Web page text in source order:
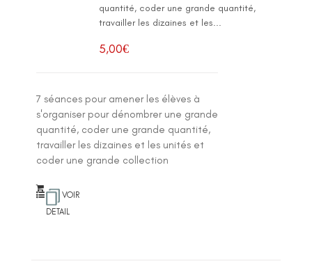
quantité, coder une grande quantité,
travailler les dizaines et les...
5,00€
7 séances pour amener les élèves à
s'organiser pour dénombrer une grande
quantité, coder une grande quantité,
travailler les dizaines et les unités et
coder une grande collection
VOIR
DETAIL